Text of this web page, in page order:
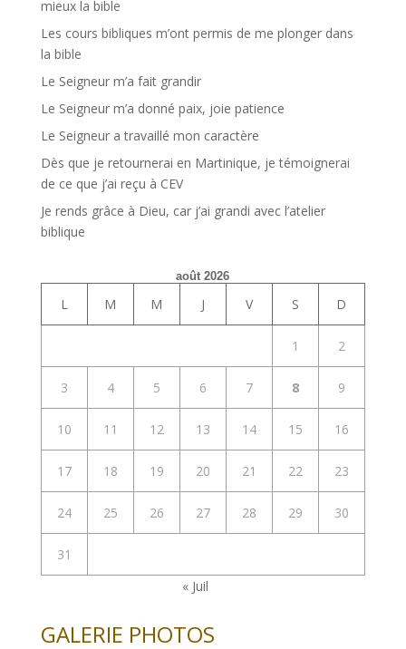
mieux la bible
Les cours bibliques m’ont permis de me plonger dans
la bible
Le Seigneur m’a fait grandir
Le Seigneur m’a donné paix, joie patience
Le Seigneur a travaillé mon caractère
Dès que je retournerai en Martinique, je témoignerai
de ce que j’ai reçu à CEV
Je rends grâce à Dieu, car j’ai grandi avec l’atelier
biblique
août 2026
L M M J V S D
1 2
3 4 5 6 7 8 9
10 11 12 13 14 15 16
17 18 19 20 21 22 23
24 25 26 27 28 29 30
31
« Juil
GALERIE PHOTOS